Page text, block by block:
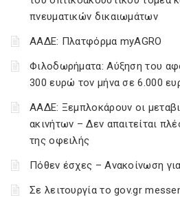
πνευματικών δικαιωμάτων
ΑΑΔΕ: Πλατφόρμα myAGRO
Φιλοδωρήματα: Αύξηση του
300 ευρώ τον μήνα σε 6.000
ΑΑΔΕ: Ξεμπλοκάρουν οι
ακινήτων – Δεν απαιτείται
της οφειλής
Πόθεν έσχες – Ανακοίνωση
Σε λειτουργία το gov.gr